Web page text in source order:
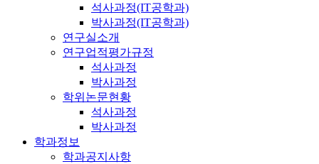
석사과정(IT공학과)
박사과정(IT공학과)
연구실소개
연구업적평가규정
석사과정
박사과정
학위논문현황
석사과정
박사과정
학과정보
학과공지사항